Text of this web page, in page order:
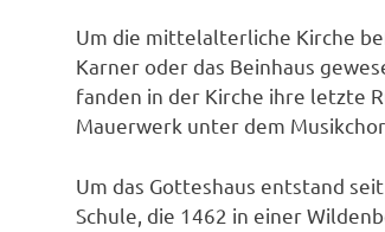
Um die mittelalterliche Kirche
Karner oder das Beinhaus
fanden in der Kirche ihre letzte
Mauerwerk unter dem
Um das Gotteshaus entstand
Schule, die 1462 in einer